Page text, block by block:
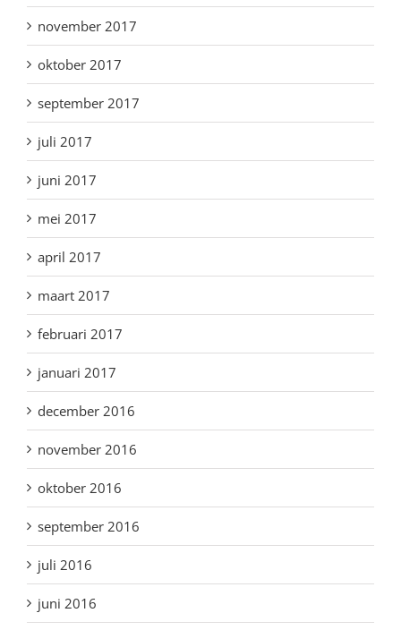
november 2017
oktober 2017
september 2017
juli 2017
juni 2017
mei 2017
april 2017
maart 2017
februari 2017
januari 2017
december 2016
november 2016
oktober 2016
september 2016
juli 2016
juni 2016